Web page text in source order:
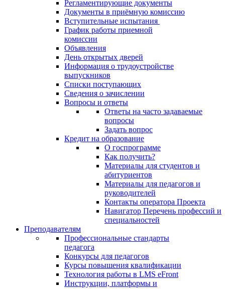
Регламентирующие документы
Документы в приёмную комиссию
Вступительные испытания
График работы приемной
комиссии
Объявления
День открытых дверей
Информация о трудоустройстве
выпускников
Списки поступающих
Сведения о зачислении
Вопросы и ответы
Ответы на часто задаваемые
вопросы
Задать вопрос
Кредит на образование
О госпрограмме
Как получить?
Материалы для студентов и
абитуриентов
Материалы для педагогов и
руководителей
Контакты оператора Проекта
Навигатор Перечень профессий и
специальностей
Преподавателям
Профессиональные стандарты
педагога
Конкурсы для педагогов
Курсы повышения квалификации
Технология работы в LMS eFront
Инструкции, платформы и